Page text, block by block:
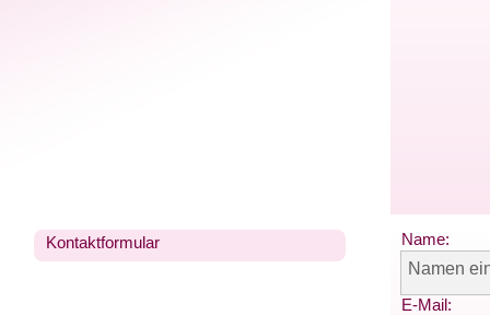
Kontaktformular
Name:
Namen
E-Mail: